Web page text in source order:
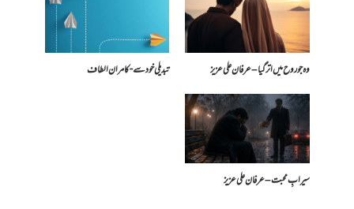
وہ جو روح میں اتر گیا – عرفان علی عزیز تبدیلی خود سے- کامران الطاف
سیرابِ محبت – عرفان علی عزیز